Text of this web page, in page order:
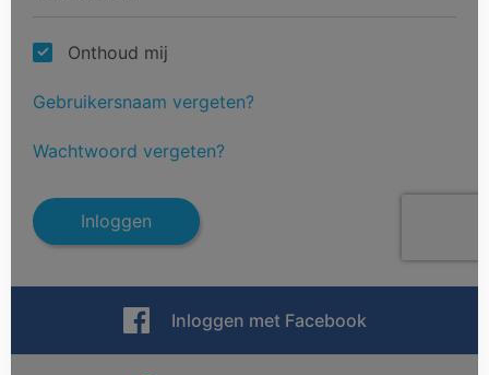
Onthoud mij
Gebruikersnaam vergeten?
Wachtwoord vergeten?
Inloggen
Inloggen met Facebook